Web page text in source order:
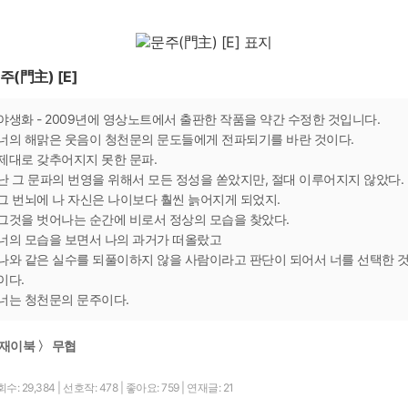
(門主) [E]
생화 - 2009년에 영상노트에서 출판한 작품을 약간 수정한 것입니다.
의 해맑은 웃음이 청천문의 문도들에게 전파되기를 바란 것이다.
대로 갖추어지지 못한 문파.
그 문파의 번영을 위해서 모든 정성을 쏟았지만, 절대 이루어지지 않았다.
번뇌에 나 자신은 나이보다 훨씬 늙어지게 되었지.
것을 벗어나는 순간에 비로서 정상의 모습을 찾았다.
의 모습을 보면서 나의 과거가 떠올랐고
와 같은 실수를 되풀이하지 않을 사람이라고 판단이 되어서 너를 선택한
다.
는 청천문의 문주이다.
이북 〉 무협
수: 29,384 선호작: 478 좋아요: 759 연재글: 21